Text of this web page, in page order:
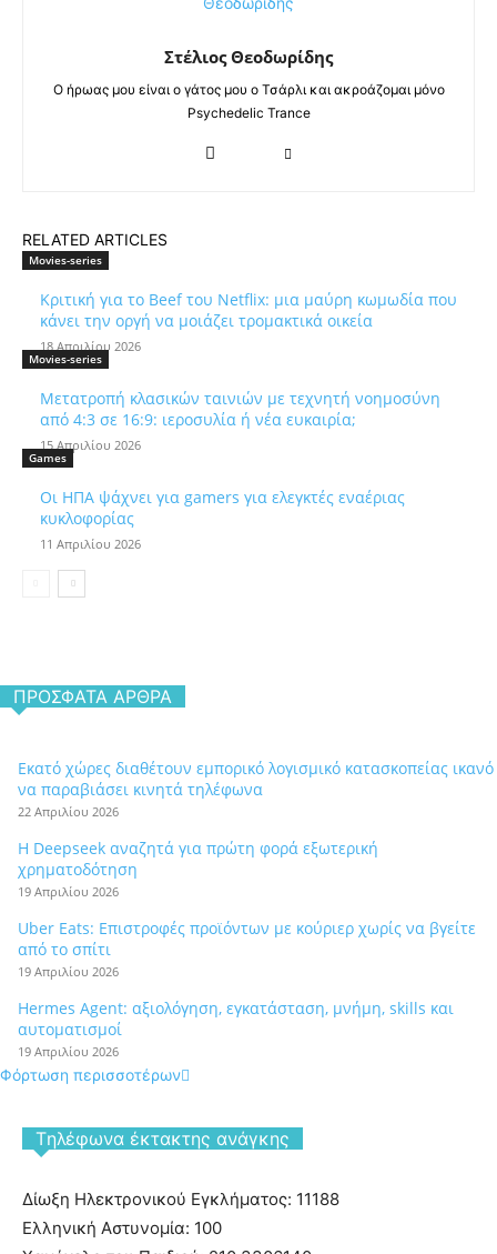
Στέλιος Θεοδωρίδης
Ο ήρωας μου είναι ο γάτος μου ο Τσάρλι και ακροάζομαι μόνο
Psychedelic Trance
RELATED ARTICLES
Movies-series
Κριτική για το Beef του Netflix: μια μαύρη κωμωδία που
κάνει την οργή να μοιάζει τρομακτικά οικεία
18 Απριλίου 2026
Movies-series
Μετατροπή κλασικών ταινιών με τεχνητή νοημοσύνη
από 4:3 σε 16:9: ιεροσυλία ή νέα ευκαιρία;
15 Απριλίου 2026
Games
Οι ΗΠΑ ψάχνει για gamers για ελεγκτές εναέριας
κυκλοφορίας
11 Απριλίου 2026
ΠΡΌΣΦΑΤΑ ΆΡΘΡΑ
Εκατό χώρες διαθέτουν εμπορικό λογισμικό κατασκοπείας ικανό
να παραβιάσει κινητά τηλέφωνα
22 Απριλίου 2026
Η Deepseek αναζητά για πρώτη φορά εξωτερική
χρηματοδότηση
19 Απριλίου 2026
Uber Eats: Επιστροφές προϊόντων με κούριερ χωρίς να βγείτε
από το σπίτι
19 Απριλίου 2026
Hermes Agent: αξιολόγηση, εγκατάσταση, μνήμη, skills και
αυτοματισμοί
19 Απριλίου 2026
Φόρτωση περισσοτέρων
Tηλέφωνα έκτακτης ανάγκης
Δίωξη Ηλεκτρονικού Εγκλήματος: 11188
Ελληνική Αστυνομία: 100